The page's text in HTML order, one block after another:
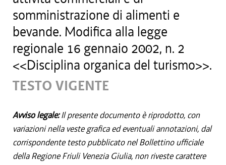
somministrazione di alimenti e
bevande. Modifica alla legge
regionale 16 gennaio 2002, n. 2
<<Disciplina organica del turismo>>.
TESTO VIGENTE
Avviso legale:Il presente documento è riprodotto, con
variazioni nella veste grafica ed eventuali annotazioni, dal
corrispondente testo pubblicato nel Bollettino ufficiale
della Regione Friuli Venezia Giulia, non riveste carattere